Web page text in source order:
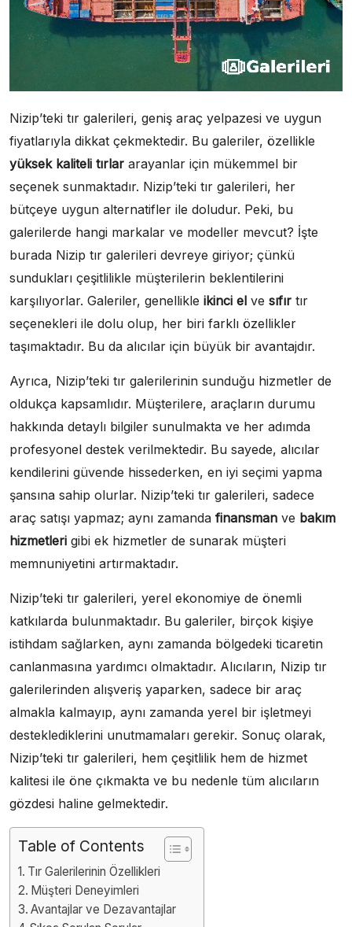
Nizip’teki tır galerileri, geniş araç yelpazesi ve uygun
fiyatlarıyla dikkat çekmektedir. Bu galeriler, özellikle
yüksek kaliteli tırlar arayanlar için mükemmel bir
seçenek sunmaktadır. Nizip’teki tır galerileri, her
bütçeye uygun alternatifler ile doludur. Peki, bu
galerilerde hangi markalar ve modeller mevcut? İşte
burada Nizip tır galerileri devreye giriyor; çünkü
sundukları çeşitlilikle müşterilerin beklentilerini
karşılıyorlar. Galeriler, genellikle ikinci el ve sıfır tır
seçenekleri ile dolu olup, her biri farklı özellikler
taşımaktadır. Bu da alıcılar için büyük bir avantajdır.
Ayrıca, Nizip’teki tır galerilerinin sunduğu hizmetler de
oldukça kapsamlıdır. Müşterilere, araçların durumu
hakkında detaylı bilgiler sunulmakta ve her adımda
profesyonel destek verilmektedir. Bu sayede, alıcılar
kendilerini güvende hissederken, en iyi seçimi yapma
şansına sahip olurlar. Nizip’teki tır galerileri, sadece
araç satışı yapmaz; aynı zamanda finansman ve bakım
hizmetleri gibi ek hizmetler de sunarak müşteri
memnuniyetini artırmaktadır.
Nizip’teki tır galerileri, yerel ekonomiye de önemli
katkılarda bulunmaktadır. Bu galeriler, birçok kişiye
istihdam sağlarken, aynı zamanda bölgedeki ticaretin
canlanmasına yardımcı olmaktadır. Alıcıların, Nizip tır
galerilerinden alışveriş yaparken, sadece bir araç
almakla kalmayıp, aynı zamanda yerel bir işletmeyi
desteklediklerini unutmamaları gerekir. Sonuç olarak,
Nizip’teki tır galerileri, hem çeşitlilik hem de hizmet
kalitesi ile öne çıkmakta ve bu nedenle tüm alıcıların
gözdesi haline gelmektedir.
Table of Contents
Tır Galerilerinin Özellikleri
Müşteri Deneyimleri
Avantajlar ve Dezavantajlar